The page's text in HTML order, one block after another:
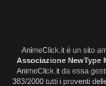
AnimeClick.it è un sito
Associazione NewType
AnimeClick.it da essa
383/2000 tutti i proventi